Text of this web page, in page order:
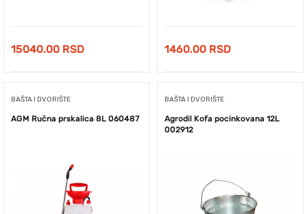
15040.00 RSD 1460.00 RSD
BAŠTA I DVORIŠTE
AGM Ručna prskalica 8L 060487
BAŠTA I DVORIŠTE
Agrodil Kofa pocinkovana 12L
002912